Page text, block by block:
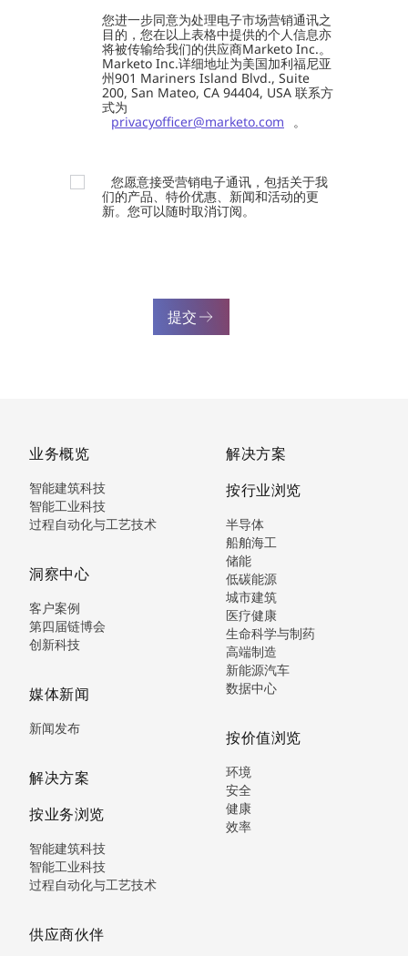
您进一步同意为处理电子市场营销通讯之
目的，您在以上表格中提供的个人信息亦
将被传输给我们的供应商Marketo Inc.。
Marketo Inc.详细地址为美国加利福尼亚
州901 Mariners Island Blvd., Suite
200, San Mateo, CA 94404, USA 联系方
式为
privacyofficer@marketo.com
。
您愿意接受营销电子通讯，包括关于我
们的产品、特价优惠、新闻和活动的更
新。您可以随时取消订阅。
提交
业务概览
智能建筑科技
智能工业科技
过程自动化与工艺技术
洞察中心
客户案例
第四届链博会
创新科技
媒体新闻
新闻发布
解决方案
按业务浏览
智能建筑科技
智能工业科技
过程自动化与工艺技术
供应商伙伴
解决方案
按行业浏览
半导体
船舶海工
储能
低碳能源
城市建筑
医疗健康
生命科学与制药
高端制造
新能源汽车
数据中心
按价值浏览
环境
安全
健康
效率